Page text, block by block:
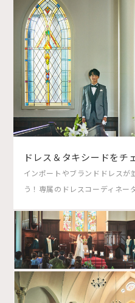
ドレス＆タキシードをチ
インポートやブランドドレスが
う！専属のドレスコーディネー